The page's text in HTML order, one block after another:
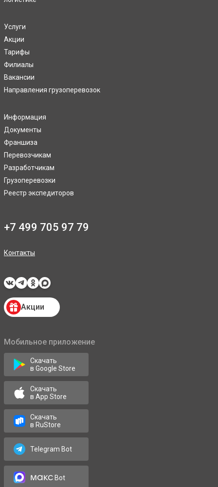
Услуги
Акции
Тарифы
Филиалы
Вакансии
Направления грузоперевозок
Информация
Документы
Франшиза
Перевозчикам
Разработчикам
Грузоперевозки
Реестр экспедиторов
+7 499 705 97 79
Контакты
Акции
Мобильное приложение
Скачать
в Google Store
Скачать
в App Store
Скачать
в RuStore
Telegram Bot
максBot